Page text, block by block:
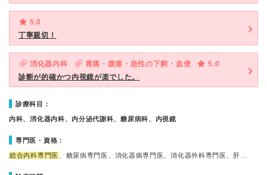
5.0
丁寧親切！
消化器内科 胃痛・腹痛・急性の下痢・血便
5.0
診断が的確かつ内視鏡が楽でした。
診療科目：
内科、消化器内科、内分泌代謝科、糖尿病科、内視鏡
専門医・資格：
総合内科専門医 、糖尿病専門医、消化器病専門医、消化器外科専門医、肝…